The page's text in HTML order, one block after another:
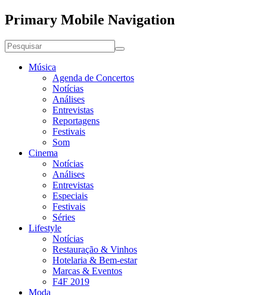
Primary Mobile Navigation
Música
Agenda de Concertos
Notícias
Análises
Entrevistas
Reportagens
Festivais
Som
Cinema
Notícias
Análises
Entrevistas
Especiais
Festivais
Séries
Lifestyle
Notícias
Restauração & Vinhos
Hotelaria & Bem-estar
Marcas & Eventos
F4F 2019
Moda